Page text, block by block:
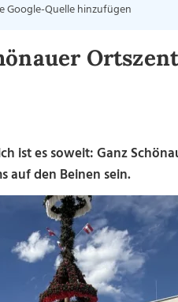
Google-Quelle hinzufügen
ist es soweit: Ganz
auf den Beinen sein.